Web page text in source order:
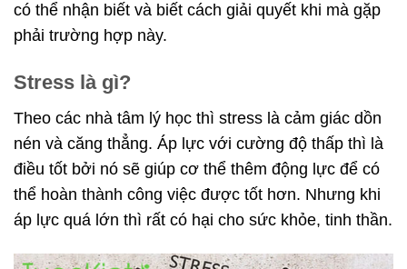
có thể nhận biết và biết cách giải quyết khi mà gặp
phải trường hợp này.
Stress là gì?
Theo các nhà tâm lý học thì stress là cảm giác dồn
nén và căng thẳng. Áp lực với cường độ thấp thì là
điều tốt bởi nó sẽ giúp cơ thể thêm động lực để có
thể hoàn thành công việc được tốt hơn. Nhưng khi
áp lực quá lớn thì rất có hại cho sức khỏe, tinh thần.